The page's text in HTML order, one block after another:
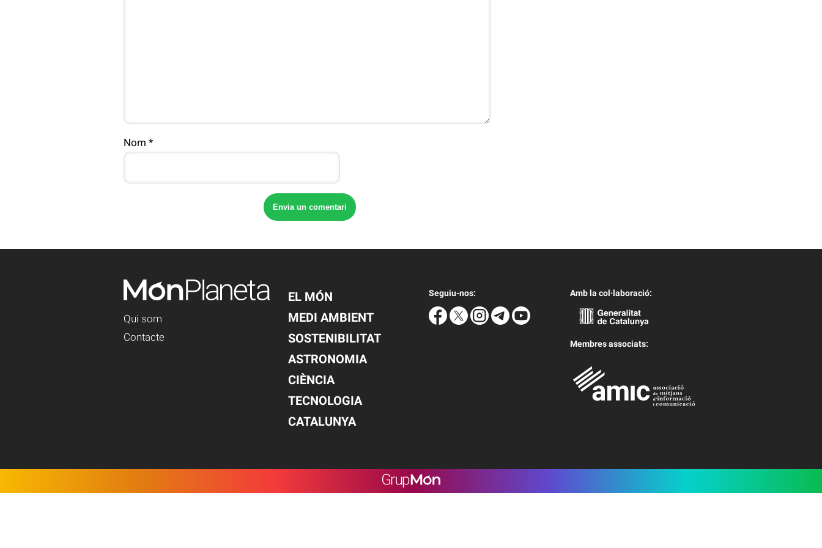
Nom *
Qui som
Contacte
EL MÓN
MEDI AMBIENT
SOSTENIBILITAT
ASTRONOMIA
CIÈNCIA
TECNOLOGIA
CATALUNYA
Seguiu-nos: Amb la col·laboració:
Membres associats: